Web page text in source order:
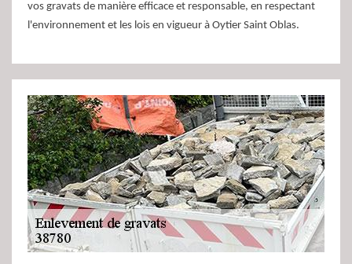
vos gravats de manière efficace et responsable, en respectant
l'environnement et les lois en vigueur à Oytier Saint Oblas.